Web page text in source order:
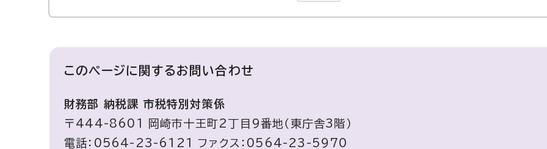
このページに関するお問い合わせ
財務部 納税課 市税特別対策係
〒444-8601 岡崎市十王町2丁目9番地（東庁舎3階）
電話：0564-23-6121 ファクス：0564-23-5970